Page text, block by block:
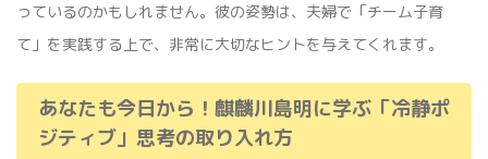
っているのかもしれません。彼の姿勢は、夫婦で「チーム子育
て」を実践する上で、非常に大切なヒントを与えてくれます。
あなたも今日から！麒麟川島明に学ぶ「冷静ポ
ジティブ」思考の取り入れ方